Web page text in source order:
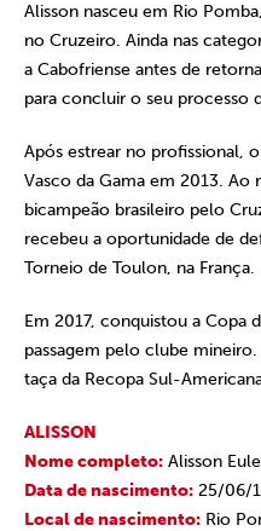
Alisson nasceu em Rio
no Cruzeiro. Ainda nas
a Cabofriense antes de
para concluir o seu processo
Após estrear no profissional,
Vasco da Gama em 2013.
bicampeão brasileiro pelo
recebeu a oportunidade de
Torneio de Toulon, na França.
Em 2017, conquistou a Copa
passagem pelo clube
taça da Recopa Sul-
ALISSON
Nome completo: Alisson
Data de nascimento: 25/06/
Local de nascimento: Rio